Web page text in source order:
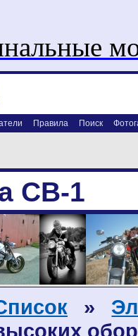
Правила Поиск
CB-1
»